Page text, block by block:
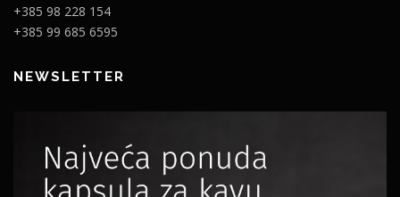
+385 98 228 154
+385 99 685 6595
NEWSLETTER